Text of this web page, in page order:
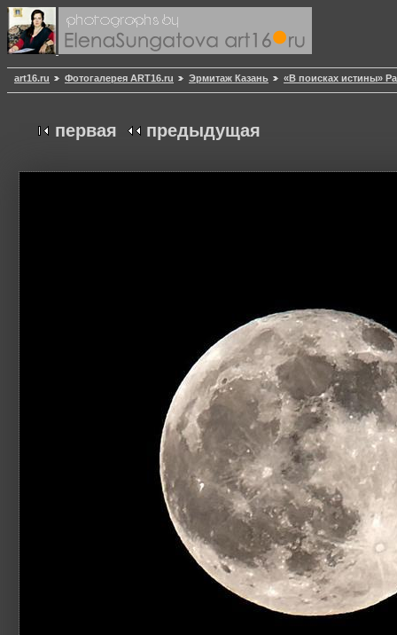
art16.ru Фотогалерея ART16.ru Эрмитаж Казань «В поисках истины»
первая предыдущая